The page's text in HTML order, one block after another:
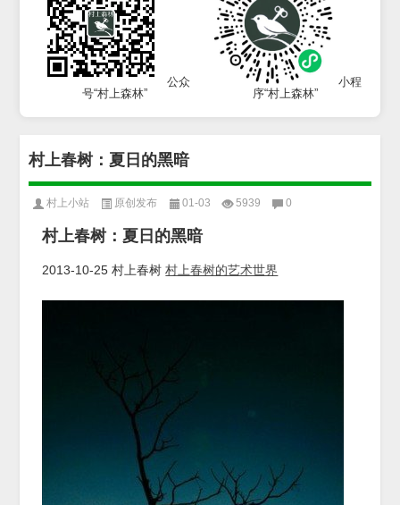
公众
号“村上森林”
小程
序“村上森林”
村上春树：夏日的黑暗
村上小站 原创发布 01-03 5939 0
村上春树：夏日的黑暗
2013-10-25 村上春树村上春树的艺术世界